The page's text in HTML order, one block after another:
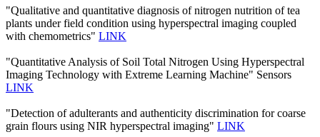
"Qualitative and quantitative diagnosis of nitrogen nutrition of tea
plants under field condition using hyperspectral imaging coupled
with chemometrics" LINK
"Quantitative Analysis of Soil Total Nitrogen Using Hyperspectral
Imaging Technology with Extreme Learning Machine" Sensors
LINK
"Detection of adulterants and authenticity discrimination for coarse
grain flours using NIR hyperspectral imaging" LINK